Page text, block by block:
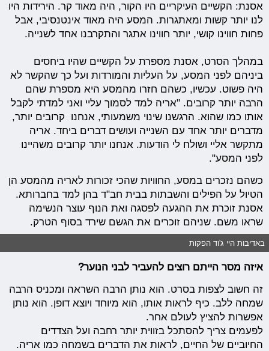
אסנת: הקשיים העיקריים היו הקור, היה מאוד קר. הירידות היו
לנו יותר קשות ומאתגרות. המסע היה מאוד אינטנסיבי, אבל
פחות חווינו קושי, יותר חווינו אתגר והתקרבנו אחד לשנייה.
במהלך הסרט, אסנת מספרת על הקשיים שהיו ביחסים
ביניהם לפני המסע, על העליות והמורדות ועל כך שהקשר לא
היה פשוט. עכשיו, כשהם חזרו מהמסע היא מספרת שהם
הרבה יותר קרובים. "אריה למד לסמוך עליי ואני למדתי לקבל
אותו כמו שהוא. הרגשנו שינוי משמעותי, אנחנו קרובים יותר,
מדברים יותר אחד עם השנייה ועושים דברים ביחד. אריה
מתקשר אליי ושולח לי הודעות. אנחנו יותר קרובים משהיינו
לפני המסע".
כשהם נזכרים במסע, החוויות שהכי זכורות לאריה מהמסע הן
הטיול על הפילים והשבתות בבית חב"ד בהן למד בחברותא.
אסנת זוכרת את ההגעה לפסגה ואת הנוף עוצר הנשימה
שראו משם. שניהם זוכרים את הגשם שירד בסוף הטרק.
באדיבות היי ג'וד הפקות
איזה מסר הייתם רוצים להעביר לבני הנוער?
זה חשוב לצפות בסרט. הוא נותן הרבה השראה ומכניס הרבה
שמחה ללב. כיף לראות אותו, הוא מיוחד ויוצא דופן. הוא נותן
אפשרות להציץ לעולם אחר.
לפעמים צריך להסתכל בזווית יותר רחבה ועל הצדדים
החיוביים של החיים, לראות את הדברים בשמחה כמו אריה.